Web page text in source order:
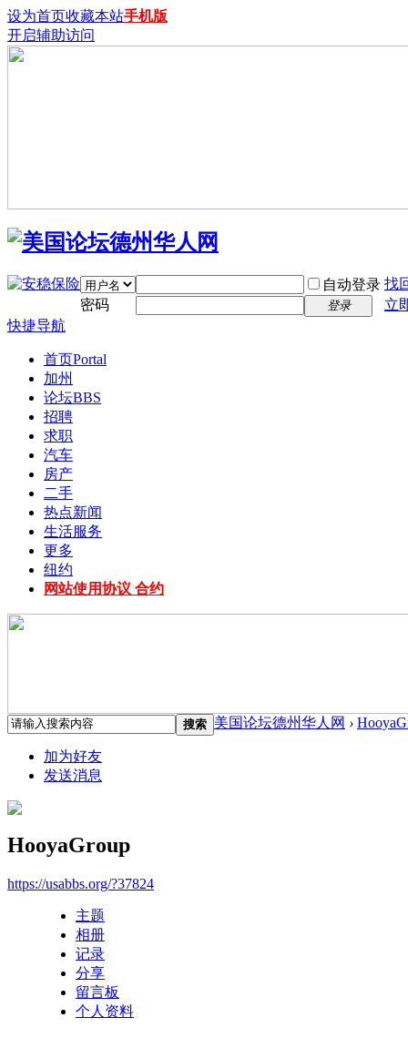
设为首页收藏本站手机版
开启辅助访问
自动登录 找
密码
登录
立
快捷导航
首页Portal
加州
论坛BBS
招聘
求职
汽车
房产
二手
热点新闻
生活服务
更多
纽约
网站使用协议 合约
搜索 美国论坛德州华人网 ›
加为好友
发送消息
HooyaGroup
https://usabbs.org/?37824
主题
相册
记录
分享
留言板
个人资料